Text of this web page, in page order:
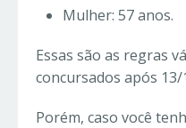
Mulher: 57 anos.
Essas são as regras
concursados após 13/
Porém, caso você